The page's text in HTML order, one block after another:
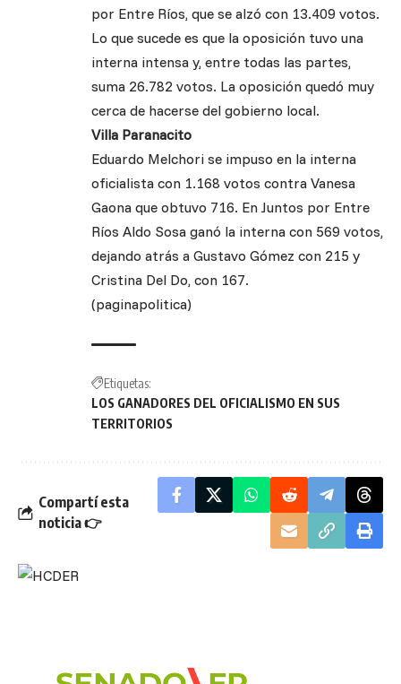
por Entre Ríos, que se alzó con 13.409 votos.
Lo que sucede es que la oposición tuvo una
interna intensa y, entre todas las partes,
suma 26.782 votos. La oposición quedó muy
cerca de hacerse del gobierno local.
Villa Paranacito
Eduardo Melchori se impuso en la interna
oficialista con 1.168 votos contra Vanesa
Gaona que obtuvo 716. En Juntos por Entre
Ríos Aldo Sosa ganó la interna con 569 votos,
dejando atrás a Gustavo Gómez con 215 y
Cristina Del Do, con 167.
(paginapolitica)
Etiquetas:
LOS GANADORES DEL OFICIALISMO EN SUS
TERRITORIOS
Compartí esta
noticia 👉